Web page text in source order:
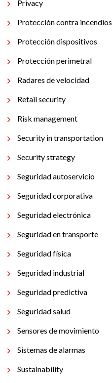
Privacy
Protección contra incendios
Protección dispositivos
Protección perimetral
Radares de velocidad
Retail security
Risk management
Security in transportation
Security strategy
Seguridad autoservicio
Seguridad corporativa
Seguridad electrónica
Seguridad en transporte
Seguridad física
Seguridad industrial
Seguridad predictiva
Seguridad salud
Sensores de movimiento
Sistemas de alarmas
Sustainability